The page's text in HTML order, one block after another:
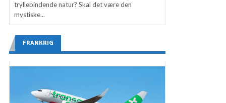
tryllebindende natur? Skal det være den
mystiske...
FRANKRIG